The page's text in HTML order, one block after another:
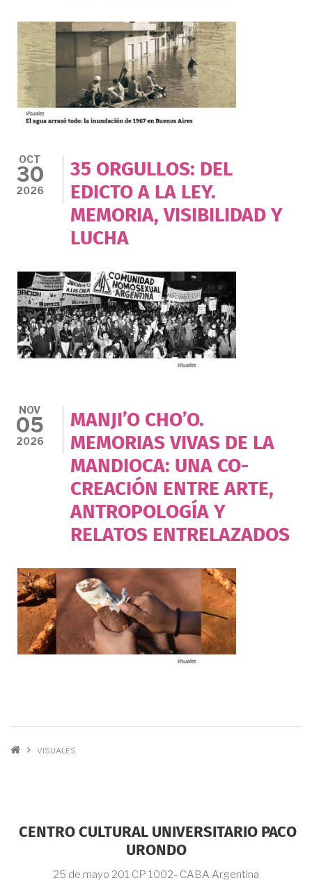
OCT
30
2026
35 ORGULLOS: DEL
EDICTO A LA LEY.
MEMORIA, VISIBILIDAD Y
LUCHA
NOV
05
2026
MANJI’O CHO’O.
MEMORIAS VIVAS DE LA
MANDIOCA: UNA CO-
CREACIÓN ENTRE ARTE,
ANTROPOLOGÍA Y
RELATOS ENTRELAZADOS
ENLACES DE
AYUDA A LA
VISUALES
CENTRO CULTURAL UNIVERSITARIO PACO
URONDO
25 de mayo 201 CP 1002- CABA Argentina